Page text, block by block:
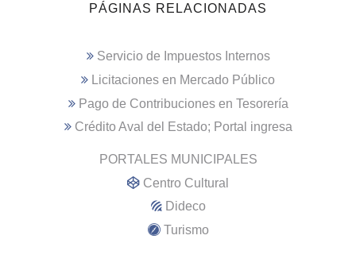
PÁGINAS RELACIONADAS
Servicio de Impuestos Internos
Licitaciones en Mercado Público
Pago de Contribuciones en Tesorería
Crédito Aval del Estado; Portal ingresa
PORTALES MUNICIPALES
Centro Cultural
Dideco
Turismo